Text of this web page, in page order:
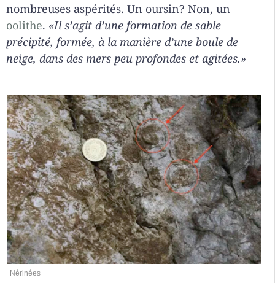
nombreuses aspérités. Un oursin? Non, un
oolithe. «Il s’agit d’une formation de sable
précipité, formée, à la manière d’une boule de
neige, dans des mers peu profondes et agitées.»
Nérinées